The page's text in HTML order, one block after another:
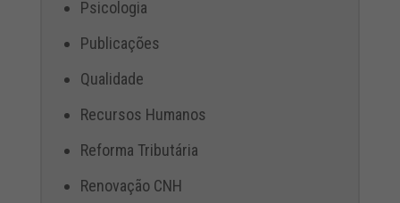
Psicologia
Publicações
Qualidade
Recursos Humanos
Reforma Tributária
Renovação CNH